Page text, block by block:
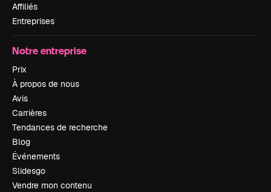
Affiliés
Entreprises
Notre entreprise
Prix
À propos de nous
Avis
Carrières
Tendances de recherche
Blog
Événements
Slidesgo
Vendre mon contenu